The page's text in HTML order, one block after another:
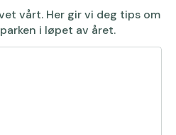
vårt. Her gir vi deg tips om
i løpet av året.